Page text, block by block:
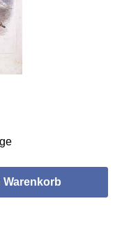
Warenkorb